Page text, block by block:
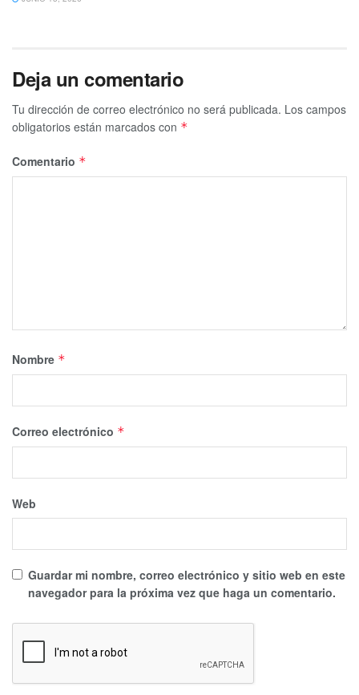
Deja un comentario
Tu dirección de correo electrónico no será publicada. Los campos
obligatorios están marcados con *
Comentario *
Nombre *
Correo electrónico *
Web
Guardar mi nombre, correo electrónico y sitio web en este
navegador para la próxima vez que haga un comentario.